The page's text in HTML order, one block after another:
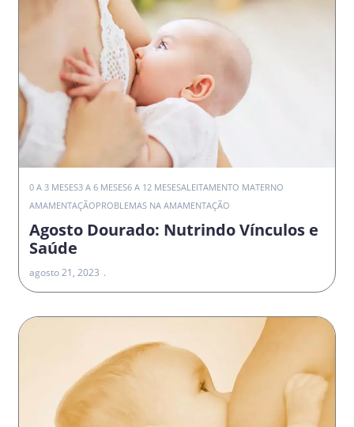
0 A 3 MESES3 A 6 MESES6 A 12 MESESALEITAMENTO MATERNO
AMAMENTAÇÃOPROBLEMAS NA AMAMENTAÇÃO
Agosto Dourado: Nutrindo Vínculos e
Saúde
agosto 21, 2023